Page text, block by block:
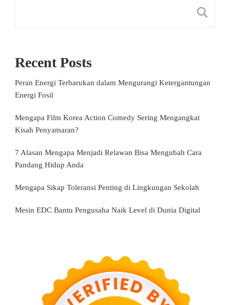
Recent Posts
Peran Energi Terbarukan dalam Mengurangi Ketergantungan
Energi Fosil
Mengapa Film Korea Action Comedy Sering Mengangkat
Kisah Penyamaran?
7 Alasan Mengapa Menjadi Relawan Bisa Mengubah Cara
Pandang Hidup Anda
Mengapa Sikap Toleransi Penting di Lingkungan Sekolah
Mesin EDC Bantu Pengusaha Naik Level di Dunia Digital